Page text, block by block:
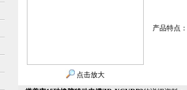
点击放大
产品特点：